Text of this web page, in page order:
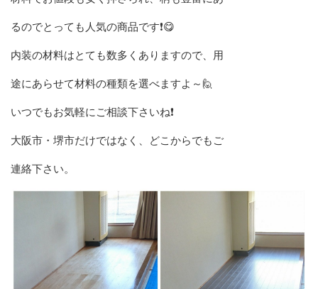
るのでとっても人気の商品です❗😋
内装の材料はとても数多くありますので、用
途にあらせて材料の種類を選べますよ～🙋
いつでもお気軽にご相談下さいね❗
大阪市・堺市だけではなく、どこからでもご
連絡下さい。